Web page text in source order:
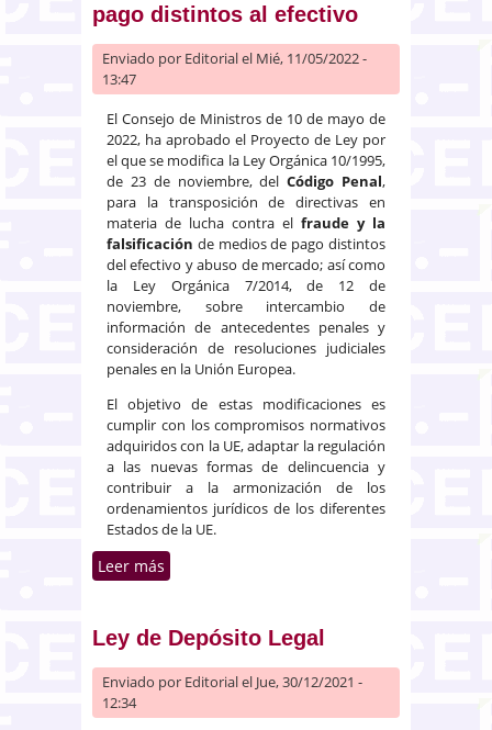
pago distintos al efectivo
Enviado por Editorialel Mié, 11/05/2022 -
13:47
El Consejo de Ministros de 10 de mayo de
2022, ha aprobado el Proyecto de Ley por
el que se modifica la Ley Orgánica 10/1995,
de 23 de noviembre, delCódigo Penal,
para la transposición de directivas en
materia de lucha contra el fraude y la
falsificación de medios de pago distintos
del efectivo y abuso de mercado; así como
la Ley Orgánica 7/2014, de 12 de
noviembre, sobre intercambio de
información de antecedentes penales y
consideración de resoluciones judiciales
penales en la Unión Europea.
El objetivo de estas modificaciones es
cumplir con los compromisos normativos
adquiridos con la UE, adaptar la regulación
a las nuevas formas de delincuencia y
contribuir a la armonización de los
ordenamientos jurídicos de los diferentes
Estados de la UE.
Leer más
pago distintos al efectivo
Ley de Depósito Legal
Enviado por Editorialel Jue, 30/12/2021 -
12:34